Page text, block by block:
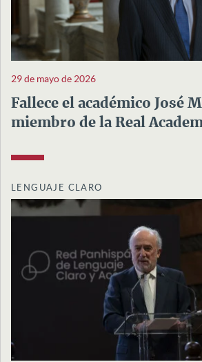
29 de mayo de 2026
Fallece el académico José
miembro de la Real
LENGUAJE CLARO